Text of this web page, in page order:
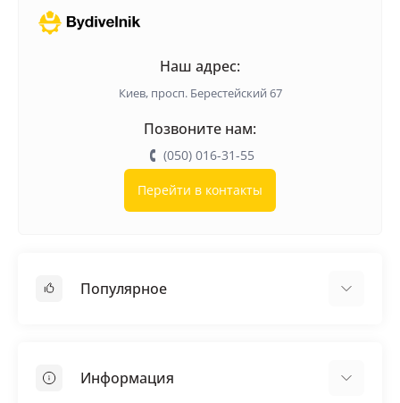
Наш адрес:
Киев, просп. Берестейский 67
Позвоните нам:
(050) 016-31-55
Перейти в контакты
Популярное
Самовыравнивающая смесь
Информация